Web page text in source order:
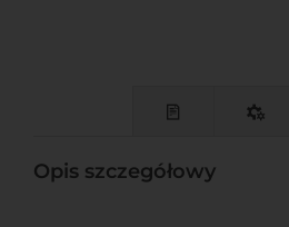
Opis szczegółowy